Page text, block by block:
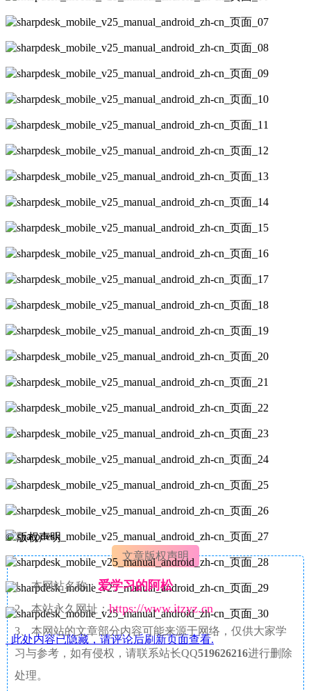
此处内容已隐藏，请评论后刷新页面查看.
©版权声明
文章版权声明
1、本网站名称： 爱学习的阿松
2、本站永久网址：https://www.itzyz.cn
3、本网站的文章部分内容可能来源于网络，仅供大家学
习与参考，如有侵权，请联系站长QQ519626216进行删除
处理。